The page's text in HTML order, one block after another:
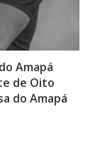
Amapá
de Oito
do Amapá